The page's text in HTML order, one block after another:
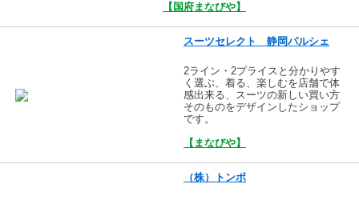
【国府まなびや】
スーツセレクト 静岡パルシェ
2ライン・2プライスと分かりやす
く選ぶ、着る、楽しむを店舗で体
感出来る、スーツの新しい買い方
そのものをデザインしたショップ
です。
【まなびや】
（株）トンボ